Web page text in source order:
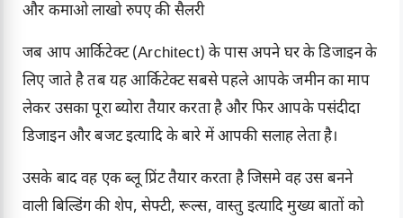
और कमाओ लाखो रुपए की सैलरी
जब आप आर्किटेक्ट (Architect) के पास अपने घर के डिजाइन के
लिए जाते है तब यह आर्किटेक्ट सबसे पहले आपके जमीन का माप
लेकर उसका पूरा ब्योरा तैयार करता है और फिर आपके पसंदीदा
डिजाइन और बजट इत्यादि के बारे में आपकी सलाह लेता है।
उसके बाद वह एक ब्लू प्रिंट तैयार करता है जिसमे वह उस बनने
वाली बिल्डिंग की शेप, सेफ्टी, रूल्स, वास्तु इत्यादि मुख्य बातों को